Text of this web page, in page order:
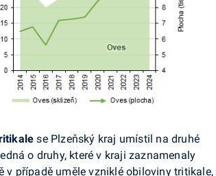
se Plzeňský kraj umístil na druhé
o druhy, které v kraji zaznamenaly
v případě uměle vzniklé obiloviny tritikale,